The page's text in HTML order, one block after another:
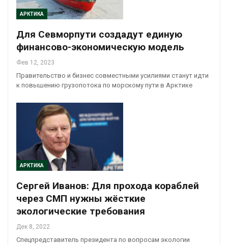
АРКТИКА
Для Севморпути создадут единую
финансово-экономическую модель
Фев 12, 2023
Правительство и бизнес совместными усилиями станут идти
к повышению грузопотока по морскому пути в Арктике
АРКТИКА
Сергей Иванов: Для прохода кораблей
через СМП нужны жёсткие
экологические требования
Дек 8, 2022
Спецпредставитель президента по вопросам экологии